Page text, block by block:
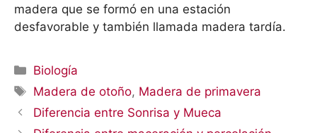
madera que se formó en una estación
desfavorable y también llamada madera tardía.
Categorías
Biología
Etiquetas
Madera de otoño, Madera de primavera
Diferencia entre Sonrisa y Mueca